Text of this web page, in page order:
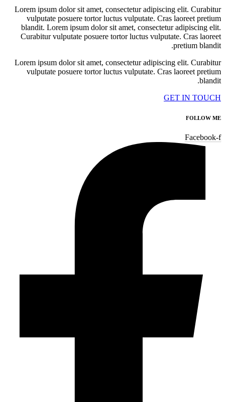
Lorem ipsum dolor sit amet, consectetur adipiscing elit. Curabitur
vulputate posuere tortor luctus vulputate. Cras laoreet pretium
blandit. Lorem ipsum dolor sit amet, consectetur adipiscing elit.
Curabitur vulputate posuere tortor luctus vulputate. Cras laoreet
pretium blandit.
Lorem ipsum dolor sit amet, consectetur adipiscing elit. Curabitur
vulputate posuere tortor luctus vulputate. Cras laoreet pretium
blandit.
GET IN TOUCH
FOLLOW ME
Facebook-f